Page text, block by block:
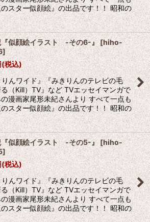
スター似顔絵』の出品です！！ 昭和の
『似顔絵イラスト -その6-』[hiho-
]
(税込)
んワイド』『みきりんのテレビの毛
（Kill）TV』など TVエッセイマンガで
漫画家尾形未紀さんより すべて一点も
スター似顔絵』の出品です！！ 昭和の
『似顔絵イラスト -その5-』[hiho-
]
(税込)
んワイド』『みきりんのテレビの毛
（Kill）TV』など TVエッセイマンガで
漫画家尾形未紀さんより すべて一点も
スター似顔絵』の出品です！！ 昭和の